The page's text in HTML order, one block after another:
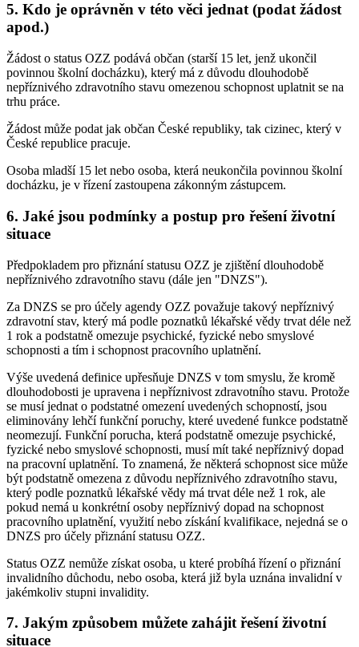
5. Kdo je oprávněn v této věci jednat (podat žádost
apod.)
Žádost o status OZZ podává občan (starší 15 let, jenž ukončil
povinnou školní docházku), který má z důvodu dlouhodobě
nepříznivého zdravotního stavu omezenou schopnost uplatnit se na
trhu práce.
Žádost může podat jak občan České republiky, tak cizinec, který v
České republice pracuje.
Osoba mladší 15 let nebo osoba, která neukončila povinnou školní
docházku, je v řízení zastoupena zákonným zástupcem.
6. Jaké jsou podmínky a postup pro řešení životní
situace
Předpokladem pro přiznání statusu OZZ je zjištění dlouhodobě
nepříznivého zdravotního stavu (dále jen "DNZS").
Za DNZS se pro účely agendy OZZ považuje takový nepříznivý
zdravotní stav, který má podle poznatků lékařské vědy trvat déle než
1 rok a podstatně omezuje psychické, fyzické nebo smyslové
schopnosti a tím i schopnost pracovního uplatnění.
Výše uvedená definice upřesňuje DNZS v tom smyslu, že kromě
dlouhodobosti je upravena i nepříznivost zdravotního stavu. Protože
se musí jednat o podstatné omezení uvedených schopností, jsou
eliminovány lehčí funkční poruchy, které uvedené funkce podstatně
neomezují. Funkční porucha, která podstatně omezuje psychické,
fyzické nebo smyslové schopnosti, musí mít také nepříznivý dopad
na pracovní uplatnění. To znamená, že některá schopnost sice může
být podstatně omezena z důvodu nepříznivého zdravotního stavu,
který podle poznatků lékařské vědy má trvat déle než 1 rok, ale
pokud nemá u konkrétní osoby nepříznivý dopad na schopnost
pracovního uplatnění, využití nebo získání kvalifikace, nejedná se o
DNZS pro účely přiznání statusu OZZ.
Status OZZ nemůže získat osoba, u které probíhá řízení o přiznání
invalidního důchodu, nebo osoba, která již byla uznána invalidní v
jakémkoliv stupni invalidity.
7. Jakým způsobem můžete zahájit řešení životní
situace